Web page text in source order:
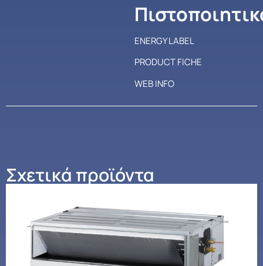
ENERGY LABEL
PRODUCT FICHE
WEB INFO
Σχετικά προϊόντα